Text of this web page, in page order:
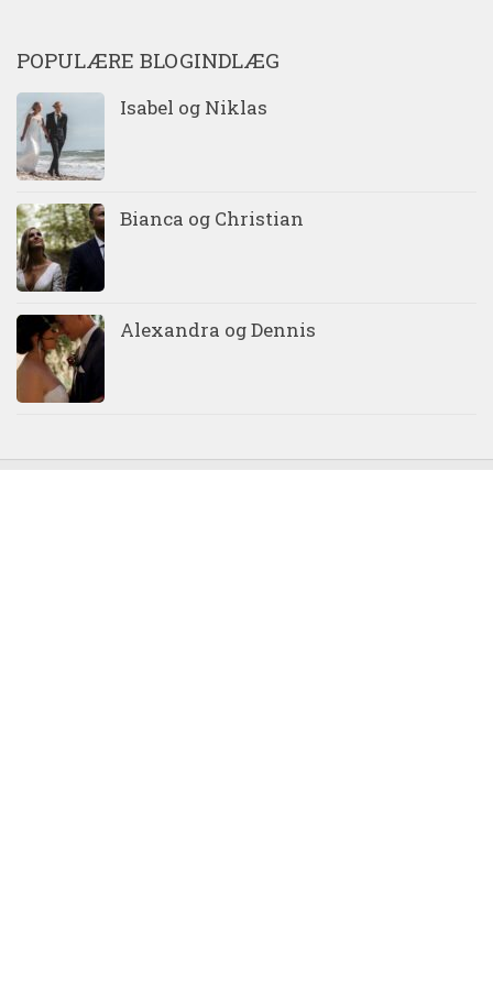
POPULÆRE BLOGINDLÆG
Isabel og Niklas
Bianca og Christian
Alexandra og Dennis